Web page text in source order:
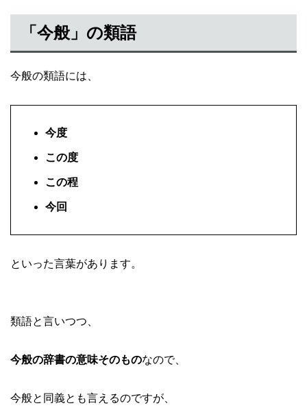
「今般」の類語
今般の類語には、
今度
この度
この程
今回
といった言葉があります。
類語と言いつつ、
今般の辞書の意味そのものなので、
今般と同義とも言えるのですが、